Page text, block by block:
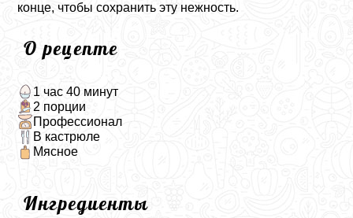
конце, чтобы сохранить эту нежность.
О рецепте
1 час 40 минут
2 порции
Профессионал
В кастрюле
Мясное
Ингредиенты